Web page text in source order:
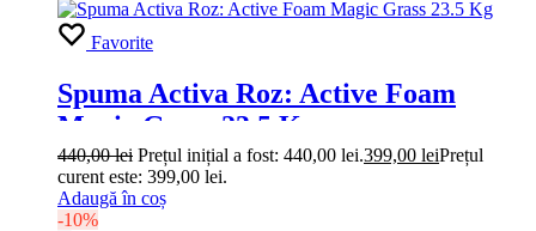
Favorite
Spuma Activa Roz: Active Foam
Magic Grass 23.5 Kg
440,00lei Prețul inițial a fost: 440,00 lei.399,00 leiPrețul
curent este: 399,00 lei.
Adaugă în coș
-10%